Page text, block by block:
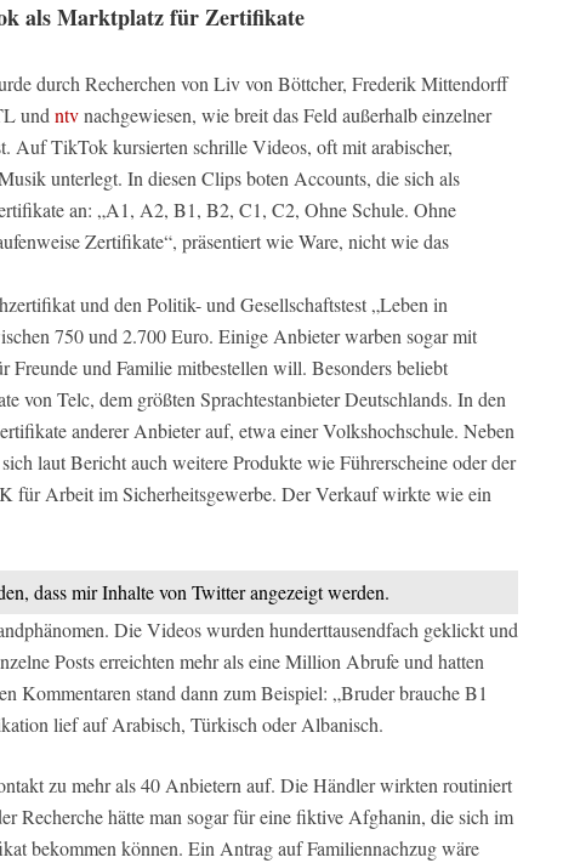
als Marktplatz für Zertifikate
durch Recherchen von Liv von Böttcher, Frederik Mittendorff
und ntvnachgewiesen, wie breit das Feld außerhalb einzelner
Auf TikTok kursierten schrille Videos, oft mit arabischer,
unterlegt. In diesen Clips boten Accounts, die sich als
an: „A1, A2, B1, B2, C1, C2, Ohne Schule. Ohne
Zertifikate“, präsentiert wie Ware, nicht wie das
und den Politik- und Gesellschaftstest „Leben in
750 und 2.700 Euro. Einige Anbieter warben sogar mit
Freunde und Familie mitbestellen will. Besonders beliebt
von Telc, dem größten Sprachtestanbieter Deutschlands. In den
anderer Anbieter auf, etwa einer Volkshochschule. Neben
laut Bericht auch weitere Produkte wie Führerscheine oder der
für Arbeit im Sicherheitsgewerbe. Der Verkauf wirkte wie ein
dass mir Inhalte von Twitter angezeigt werden.
Die Videos wurden hunderttausendfach geklickt und
Posts erreichten mehr als eine Million Abrufe und hatten
Kommentaren stand dann zum Beispiel: „Bruder brauche B1
lief auf Arabisch, Türkisch oder Albanisch.
zu mehr als 40 Anbietern auf. Die Händler wirkten routiniert
Recherche hätte man sogar für eine fiktive Afghanin, die sich im
bekommen können. Ein Antrag auf Familiennachzug wäre